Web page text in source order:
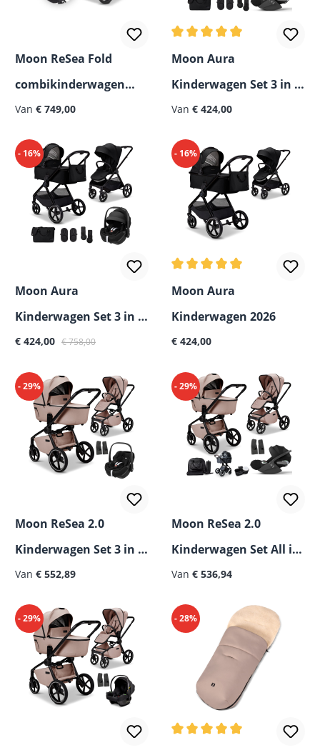
Moon ReSea Fold
combikinderwagen
2026
Van € 749,00
Gemiddelde waardering
Moon Aura
Kinderwagen Set 3 in 1
inclusief Cybex Cloud T
i-Size Babystoeltje 2026
Van € 424,00
- 16%
Moon Aura
Kinderwagen Set 3 in 1
inclusief Maxi Cosi
Babystoeltje 2026
€ 424,00 € 758,00
- 16%
Gemiddelde waardering
Moon Aura
Kinderwagen 2026
Normale prijs:
€ 424,00
- 29%
Moon ReSea 2.0
Kinderwagen Set 3 in 1
inclusief Maxi Cosi
Pebble 360 Pro2
Babystoeltje 2026
Van € 552,89
- 29%
Moon ReSea 2.0
Kinderwagen Set All in
One 2026
Van € 536,94
- 29% - 28%
Gemiddelde waardering